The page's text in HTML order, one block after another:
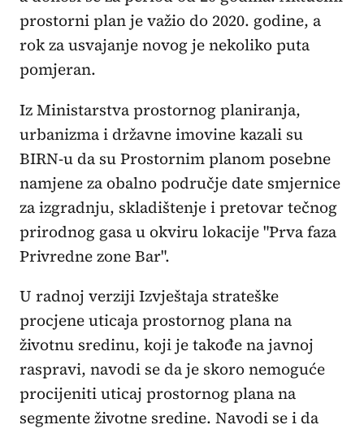
prostorni plan je važio do 2020. godine, a
rok za usvajanje novog je nekoliko puta
pomjeran.
Iz Ministarstva prostornog planiranja,
urbanizma i državne imovine kazali su
BIRN-u da su Prostornim planom posebne
namjene za obalno područje date smjernice
za izgradnju, skladištenje i pretovar tečnog
prirodnog gasa u okviru lokacije "Prva faza
Privredne zone Bar".
U radnoj verziji Izvještaja strateške
procjene uticaja prostornog plana na
životnu sredinu, koji je takođe na javnoj
raspravi, navodi se da je skoro nemoguće
procijeniti uticaj prostornog plana na
segmente životne sredine. Navodi se i da